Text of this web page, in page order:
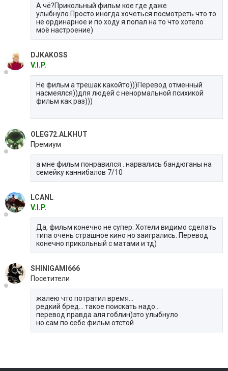
А чё?Прикольный фильм кое где даже
улыбнуло.Просто иногда хочеться посмотреть что то
не ординарное и по ходу я попал на то что хотело
моё настроение)
DJKAKOSS
V.I.P.
Не фильм а трешак какойто)))Перевод отменный
насмеялся))для людей с ненормальной психикой
фильм как раз)))
OLEG72.ALKHUT
Премиум
а мне фильм понравился . нарвались бандюганы на
семейку каннибалов 7/10
LCANL
V.I.P.
Да, фильм конечно не супер. Хотели видимо сделать
типа очень страшное кино но заигрались. Перевод
конечно прикольный с матами и тд)
SHINIGAMI666
Посетители
жалею что потратил время...
редкий бред... такое поискать надо...
перевод правда аля гоблин)это улыбнуло
но сам по себе фильм отстой